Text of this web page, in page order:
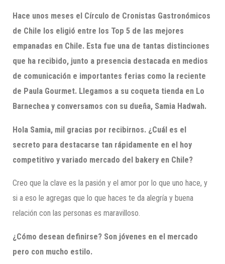
Hace unos meses el Círculo de Cronistas Gastronómicos
de Chile los eligió entre los Top 5 de las mejores
empanadas en Chile. Esta fue una de tantas distinciones
que ha recibido, junto a presencia destacada en medios
de comunicación e importantes ferias como la reciente
de Paula Gourmet. Llegamos a su coqueta tienda en Lo
Barnechea y conversamos con su dueña, Samia Hadwah.
Hola Samia, mil gracias por recibirnos. ¿Cuál es el
secreto para destacarse tan rápidamente en el hoy
competitivo y variado mercado del bakery en Chile?
Creo que la clave es la pasión y el amor por lo que uno hace, y
si a eso le agregas que lo que haces te da alegría y buena
relación con las personas es maravilloso.
¿Cómo desean definirse? Son jóvenes en el mercado
pero con mucho estilo.